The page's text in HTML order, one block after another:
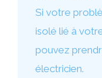
Si votre
isolé lié à
pouvez
électricien.